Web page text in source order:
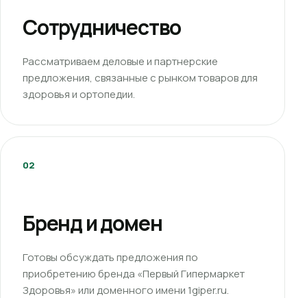
Сотрудничество
Рассматриваем деловые и партнерские
предложения, связанные с рынком товаров для
здоровья и ортопедии.
02
Бренд и домен
Готовы обсуждать предложения по
приобретению бренда «Первый Гипермаркет
Здоровья» или доменного имени 1giper.ru.